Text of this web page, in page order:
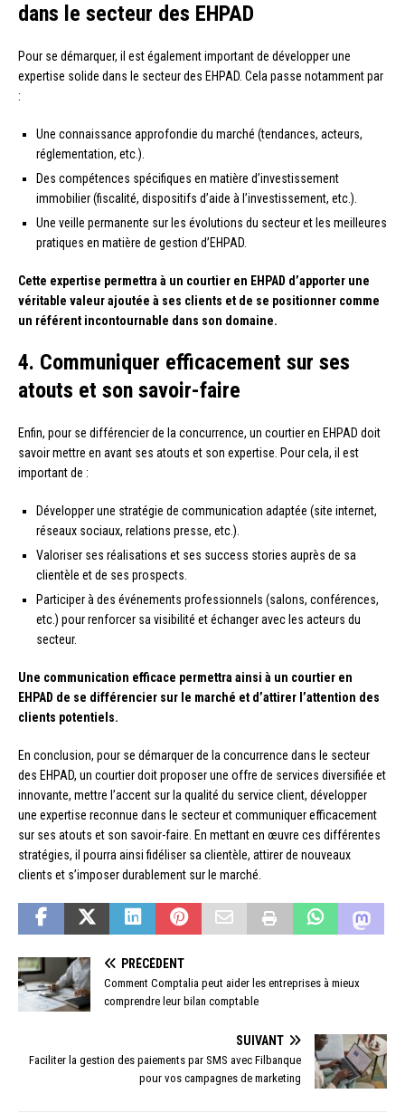
dans le secteur des EHPAD
Pour se démarquer, il est également important de développer une
expertise solide dans le secteur des EHPAD. Cela passe notamment par
:
Une connaissance approfondie du marché (tendances, acteurs,
réglementation, etc.).
Des compétences spécifiques en matière d’investissement
immobilier (fiscalité, dispositifs d’aide à l’investissement, etc.).
Une veille permanente sur les évolutions du secteur et les meilleures
pratiques en matière de gestion d’EHPAD.
Cette expertise permettra à un courtier en EHPAD d’apporter une
véritable valeur ajoutée à ses clients et de se positionner comme
un référent incontournable dans son domaine.
4. Communiquer efficacement sur ses
atouts et son savoir-faire
Enfin, pour se différencier de la concurrence, un courtier en EHPAD doit
savoir mettre en avant ses atouts et son expertise. Pour cela, il est
important de :
Développer une stratégie de communication adaptée (site internet,
réseaux sociaux, relations presse, etc.).
Valoriser ses réalisations et ses success stories auprès de sa
clientèle et de ses prospects.
Participer à des événements professionnels (salons, conférences,
etc.) pour renforcer sa visibilité et échanger avec les acteurs du
secteur.
Une communication efficace permettra ainsi à un courtier en
EHPAD de se différencier sur le marché et d’attirer l’attention des
clients potentiels.
En conclusion, pour se démarquer de la concurrence dans le secteur
des EHPAD, un courtier doit proposer une offre de services diversifiée et
innovante, mettre l’accent sur la qualité du service client, développer
une expertise reconnue dans le secteur et communiquer efficacement
sur ses atouts et son savoir-faire. En mettant en œuvre ces différentes
stratégies, il pourra ainsi fidéliser sa clientèle, attirer de nouveaux
clients et s’imposer durablement sur le marché.
PRÉCÉDENT
Comment Comptalia peut aider les entreprises à mieux
comprendre leur bilan comptable
SUIVANT
Faciliter la gestion des paiements par SMS avec Filbanque
pour vos campagnes de marketing